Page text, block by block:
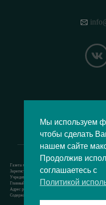
Газета муниципального округа Восточное Измайлово.
Зарегистрировано Роскомнадзором свидетельство Эл
Учредитель — аппарат Совета депутатов
Главный редактор — Кочерёжкин Н.А.
Адрес редакции: 105077, г. Москва, Измайловский
Содержит материал возрастной категории 12+
Мы используем
чтобы сделать
нашем сайте
Продолжив
соглашаетесь с
Политикой